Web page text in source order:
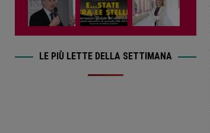
LE PIÙ LETTE DELLA SETTIMANA